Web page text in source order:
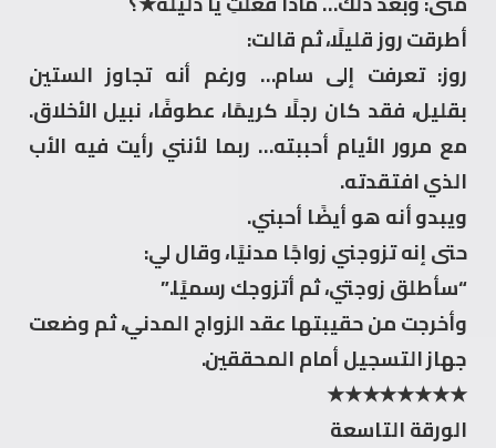
أطرقت روز قليلًا، ثم قالت:
روز: تعرفت إلى سام… ورغم أنه تجاوز الستين
بقليل، فقد كان رجلًا كريمًا، عطوفًا، نبيل الأخلاق.
مع مرور الأيام أحببته… ربما لأنني رأيت فيه الأب
الذي افتقدته.
ويبدو أنه هو أيضًا أحبني.
حتى إنه تزوجني زواجًا مدنيًا، وقال لي:
“سأطلق زوجتي، ثم أتزوجك رسميًا.”
وأخرجت من حقيبتها عقد الزواج المدني، ثم وضعت
جهاز التسجيل أمام المحققين.
★★★★★★★★
الورقة التاسعة